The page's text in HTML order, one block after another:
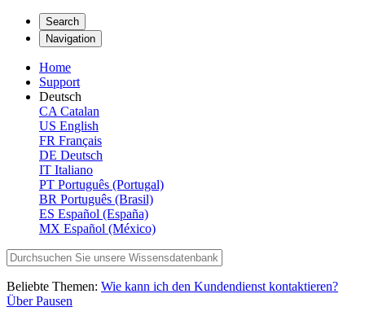
Search
Navigation
Home
Support
Deutsch
CA Catalan
US English
FR Français
DE Deutsch
IT Italiano
PT Português (Portugal)
BR Português (Brasil)
ES Español (España)
MX Español (México)
Beliebte Themen: Wie kann ich den Kundendienst kontaktieren?
Über Pausen